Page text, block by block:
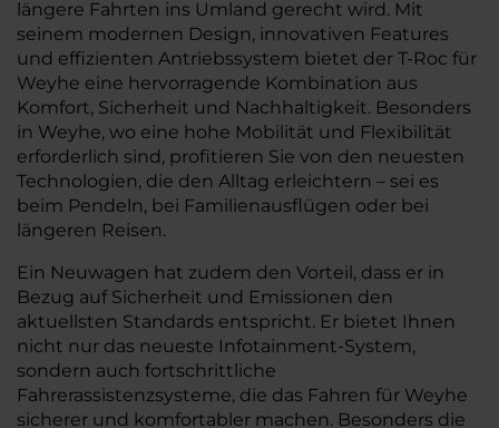
längere Fahrten ins Umland gerecht wird. Mit
seinem modernen Design, innovativen Features
und effizienten Antriebssystem bietet der T-Roc für
Weyhe eine hervorragende Kombination aus
Komfort, Sicherheit und Nachhaltigkeit. Besonders
in Weyhe, wo eine hohe Mobilität und Flexibilität
erforderlich sind, profitieren Sie von den neuesten
Technologien, die den Alltag erleichtern – sei es
beim Pendeln, bei Familienausflügen oder bei
längeren Reisen.
Ein Neuwagen hat zudem den Vorteil, dass er in
Bezug auf Sicherheit und Emissionen den
aktuellsten Standards entspricht. Er bietet Ihnen
nicht nur das neueste Infotainment-System,
sondern auch fortschrittliche
Fahrerassistenzsysteme, die das Fahren für Weyhe
sicherer und komfortabler machen. Besonders die